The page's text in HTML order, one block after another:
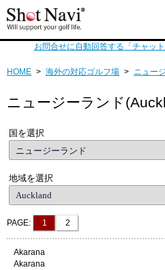
お問合せに自動回答する「チャッ
HOME > 海外の対応ゴルフ場 > ニュー
ニュージーランド
国を選択
地域を選択
PAGE: 1 2
Akarana
Akarana